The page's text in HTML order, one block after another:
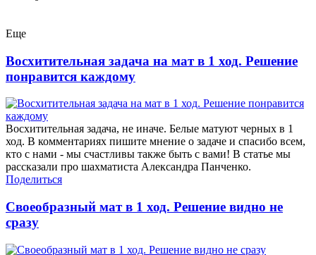
Еще
Восхитительная задача на мат в 1 ход. Решение
понравится каждому
Восхитительная задача, не иначе. Белые матуют черных в 1
ход. В комментариях пишите мнение о задаче и спасибо всем,
кто с нами - мы счастливы также быть с вами! В статье мы
рассказали про шахматиста Александра Панченко.
Поделиться
Своеобразный мат в 1 ход. Решение видно не
сразу